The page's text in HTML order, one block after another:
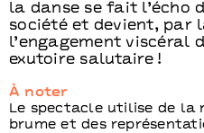
la danse se fait l’écho
société et devient, par
l’engagement viscéral
exutoire salutaire !
À noter
Le spectacle utilise de la
brume et des